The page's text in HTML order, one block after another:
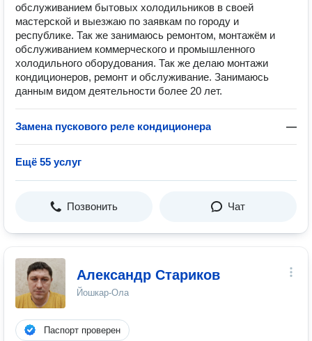
обслуживанием бытовых холодильников в своей
мастерской и выезжаю по заявкам по городу и
республике. Так же занимаюсь ремонтом, монтажём и
обслуживанием коммерческого и промышленного
холодильного оборудования. Так же делаю монтажи
кондиционеров, ремонт и обслуживание. Занимаюсь
данным видом деятельности более 20 лет.
Замена пускового реле кондиционера —
Ещё 55 услуг
Позвонить Чат
Александр Стариков
Йошкар-Ола
Паспорт проверен